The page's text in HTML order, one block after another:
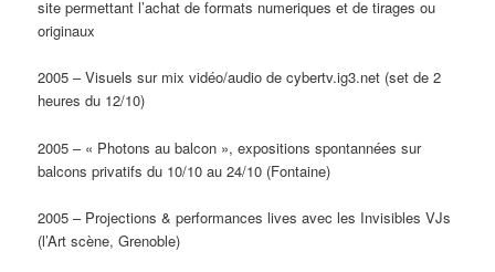
site permettant l’achat de formats numeriques et de tirages ou
originaux
2005 – Visuels sur mix vidéo/audio de cybertv.ig3.net (set de 2
heures du 12/10)
2005 – « Photons au balcon », expositions spontannées sur
balcons privatifs du 10/10 au 24/10 (Fontaine)
2005 – Projections & performances lives avec les Invisibles VJs
(l’Art scène, Grenoble)